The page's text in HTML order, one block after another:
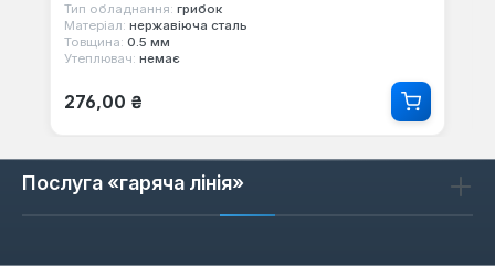
Тип обладнання: грибок
Матеріал: нержавіюча сталь
Товщина: 0.5 мм
Утеплювач: немає
Звичайна ціна:
276,00 ₴
Послуга «гаряча лінія»